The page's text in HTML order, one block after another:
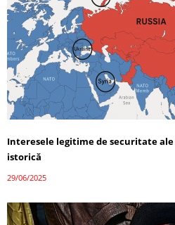
Interesele legitime de securitate
istorică
29/06/2025